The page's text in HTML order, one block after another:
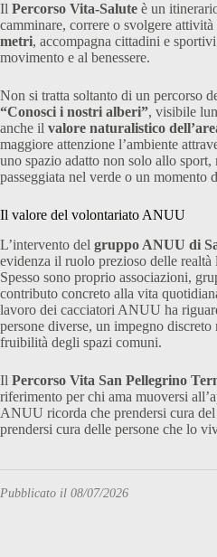
Il Percorso Vita-Salute è un
camminare, correre o svolgere
metri, accompagna cittadini e
movimento e al benessere.
Non si tratta soltanto di un percorso
“Conosci i nostri alberi”, visibile
anche il valore naturalistico
maggiore attenzione l’ambiente
uno spazio adatto non solo allo sport,
passeggiata nel verde o un momento
Il valore del volontariato ANUU
L’intervento del gruppo ANUU di
evidenza il ruolo prezioso delle
Spesso sono proprio associazioni,
contributo concreto alla vita
lavoro dei cacciatori ANUU ha
persone diverse, un impegno
fruibilità degli spazi comuni.
Il Percorso Vita San Pellegrino
riferimento per chi ama muoversi
ANUU ricorda che prendersi cura
prendersi cura delle persone che lo
Pubblicato il 08/07/2026